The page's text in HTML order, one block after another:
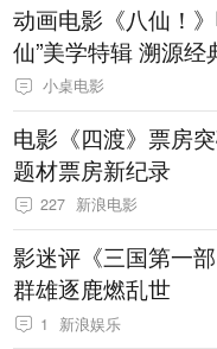
动画电影《八仙！
仙”美学特辑 溯源
小桌电影
电影《四渡》票房
题材票房新纪录
227 新浪电影
影迷评《三国第一
群雄逐鹿燃乱世
1 新浪娱乐